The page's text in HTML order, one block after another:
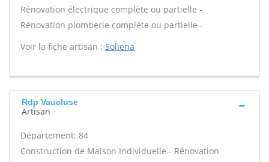
Rénovation électrique complète ou partielle -
Rénovation plomberie complète ou partielle -
Voir la fiche artisan : Soliena
Rdp Vaucluse
Artisan
Département: 84
Construction de Maison Individuelle - Rénovation